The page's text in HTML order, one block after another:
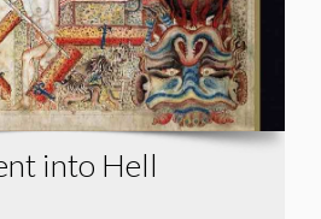
into Hell